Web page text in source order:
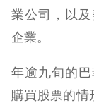
業公司，以
企業。
年逾九旬的
購買股票的情